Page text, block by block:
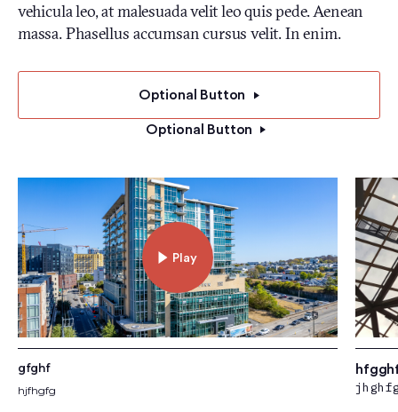
vehicula leo, at malesuada velit leo quis pede. Aenean
massa. Phasellus accumsan cursus velit. In enim.
Optional Button
Optional Button
Play
gfghf
hjfhgfg